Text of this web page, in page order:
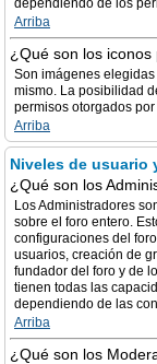
dependiendo de los
Arriba
¿Qué son los
Son imágenes
mismo. La posibilidad
permisos otorgados
Arriba
Niveles de usuario
¿Qué son los
Los Administradores
sobre el foro entero.
configuraciones del
usuarios, creación de
fundador del foro y de
tienen todas las
dependiendo de las
Arriba
¿Qué son los